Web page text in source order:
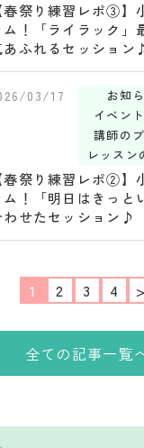
春祭り練習レポ③】
ム！「ライラック」
あふれるセッション
03/17
お知
イベン
講師の
レッスン
春祭り練習レポ②
ム！「明日はきっと
わせたセッション♪
1 2 3 4 >
全ての記事一覧